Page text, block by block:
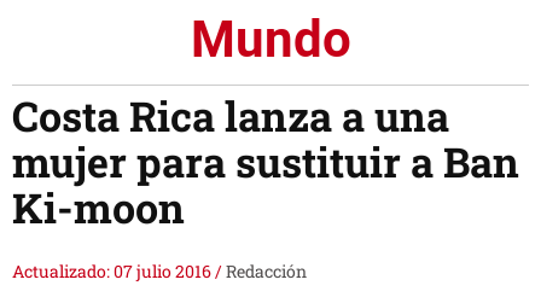
Mundo
Costa Rica lanza a una
mujer para sustituir a Ban
Ki-moon
Actualizado: 07 julio 2016/Redacción